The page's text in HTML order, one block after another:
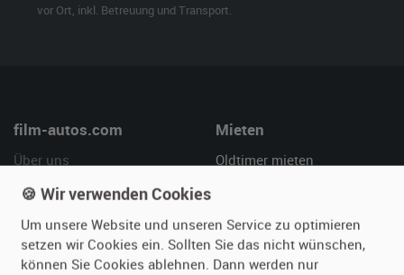
vor Ort, inkl. Betreuung und Transport.
film-autos.com
Über uns
Leistungen
Kundenmeinungen
Mieten
Oldtimer mieten
Service
🍪 Wir verwenden Cookies
Um unsere Website und unseren Service zu optimieren
setzen wir Cookies ein. Sollten Sie das nicht wünschen,
können Sie Cookies ablehnen. Dann werden nur